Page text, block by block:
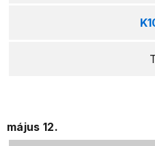
május 12.